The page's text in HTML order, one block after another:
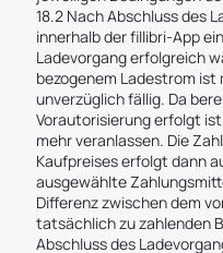
18.2 Nach Abschluss des
innerhalb der fillibri-App
Ladevorgang erfolgreich
bezogenem Ladestrom ist
unverzüglich fällig. Da
Vorautorisierung erfolgt
mehr veranlassen. Die
Kaufpreises erfolgt dann
ausgewählte
Differenz zwischen dem
tatsächlich zu zahlenden
Abschluss des